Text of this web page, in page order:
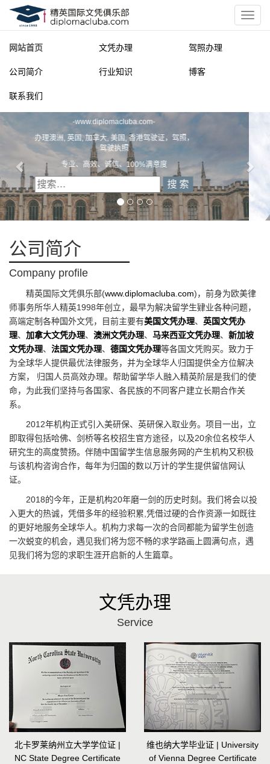
网站首页 文凭办理 驾照办理
公司简介 行业知识 博客
联系我们
精英国际文凭俱乐部
一diplomacluba.com一
办理澳洲, 英国, 加拿大, 美国, 香港驾驶证，驾照，驾驶执照
专业定制澳洲、英国、加拿大、美国驾照
公司简介
Company profile
精英国际文凭俱乐部(www.diplomacluba.com)，前身为欧美律
师事务所华人精英1998年创立，最早为解决留学生肄业各种问题，
高端定制各种国外文凭，目前主要有美国文凭办理、 英国文凭办
理、 加拿大文凭办理、 澳洲文凭办理、 马来西亚文凭办理、 新加坡
文凭办理、 法国文凭办理、 德国文凭办理等各国文凭购买。致力于
为全球华人提供最优法律服务，并为全球华人归国提供全方位解决
方案， 归国人员高效办理。帮助留学华人融入精英阶层是我们的使
命，为此我们坚持与各国家、各民族的不同客户建立长期合作关
系。
2012年机构正式引入美研保、英研保入取业务。项目一出，立
即取得包括哈佛、剑桥等名校招生官方途径，以及20余位名校华人
研究生的高度赞扬。伴随中国留学生信息服务网的产生机构又积极
与该机构咨询合作，每年为归国的数以万计的学生提供留信网认
证。
2018的今年，正是机构20年磨一剑的历史时刻。我们将会以投
入更大的热诚，凭借多年的经验积累,凭借过硬的合作资源一如既往
的更好地服务全球华人。机构力求每一次的合同都能为留学生创造
一次蜕变的机会，遇见我们将为您不畅的求学路画上圆满句点，遇
见我们将为您的求职生涯开启新的人生篇章。
文凭办理
Service
北卡罗莱纳州立大学学位证 |
NC State Degree Certificate
维也纳大学毕业证 | University
of Vienna Degree Certificate